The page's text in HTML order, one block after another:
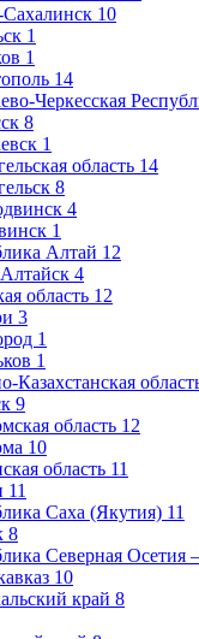
10
1
1
14
Черкесская
8
1
область 14
8
4
1
Алтай 12
4
область 12
3
1
1
Казахстанская
9
область 12
10
область 11
11
Саха (Якутия) 11
8
Северная
10
край 8